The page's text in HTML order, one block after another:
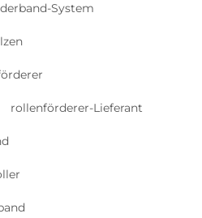
System
rollenförderer-Lieferant